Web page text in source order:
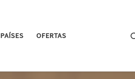
PAÍSES OFERTAS